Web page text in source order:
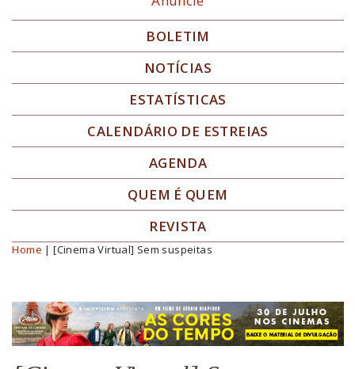
BOLETIM
NOTÍCIAS
ESTATÍSTICAS
CALENDÁRIO DE ESTREIAS
AGENDA
QUEM É QUEM
REVISTA
Você está aqui
Home | [Cinema Virtual] Sem suspeitas